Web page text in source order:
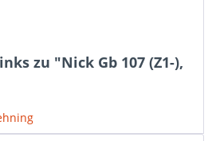
zu "Nick Gb 107 (Z1-),